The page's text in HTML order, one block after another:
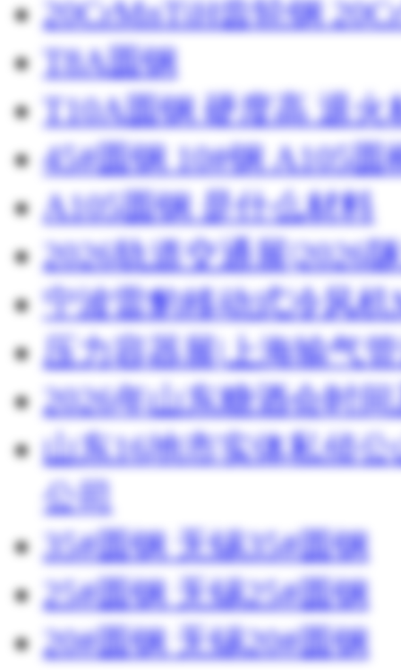
20CrMnTiH齿轮钢
T8A圆钢
T10A圆钢 硬度高 退火
45#圆钢 10#钢 A105圆
A105圆钢 是什么材料
2026轨道交通展|2026
宁波雷豹移动式冷风
压力容器展|上海输气
2026年山东糖酒会时
山东16地市实体私侦
公司
35#圆钢 无锡35#圆钢
25#圆钢 无锡25#圆钢
20#圆钢 无锡20#圆钢